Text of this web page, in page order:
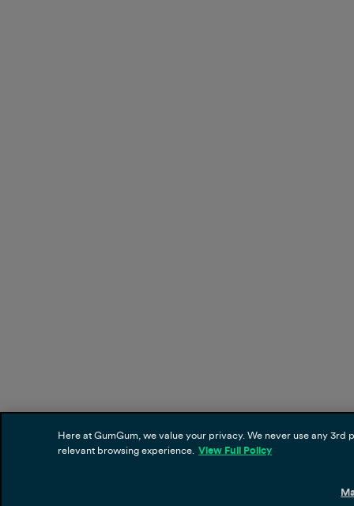
Here at GumGum, we value your privacy. We never use any
relevant browsing experience. View Full Policy